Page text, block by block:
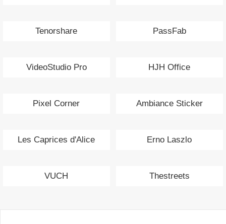
Tenorshare PassFab
VideoStudio Pro HJH Office
Pixel Corner Ambiance Sticker
Les Caprices d'Alice Erno Laszlo
VUCH Thestreets